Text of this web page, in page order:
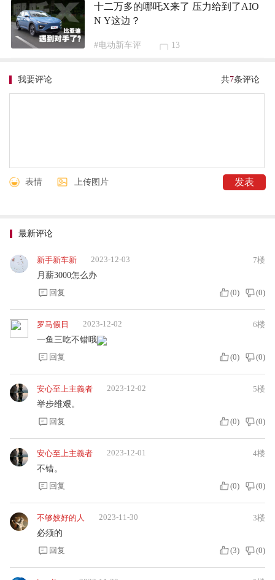
十二万多的哪吒X来了 压力给到了AIO
N Y这边？
#电动新车评 13
共7条评论
我要评论
表情 上传图片
最新评论
新手新车新 2023-12-03
7楼
月薪3000怎么办
回复
(0) (0)
罗马假日 2023-12-02
6楼
一鱼三吃不错哦
回复
(0) (0)
安心至上主義者 2023-12-02
5楼
举步维艰。
回复
(0) (0)
安心至上主義者 2023-12-01
4楼
不错。
回复
(0) (0)
不够姣好的人 2023-11-30
3楼
必须的
回复
(3) (0)